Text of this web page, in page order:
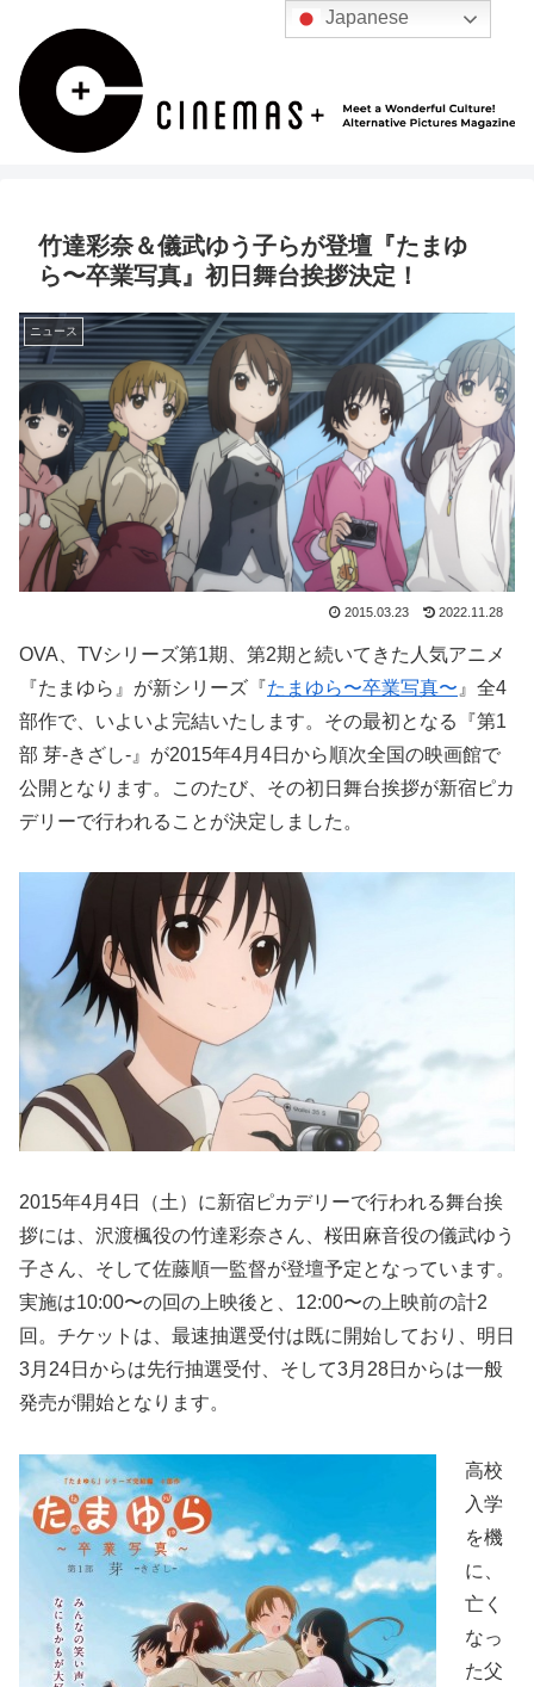
竹達彩奈＆儀武ゆう子らが登壇『たまゆ
ら〜卒業写真』初日舞台挨拶決定！
ニュース
2015.03.23 2022.11.28
OVA、TVシリーズ第1期、第2期と続いてきた人気アニメ
『たまゆら』が新シリーズ『たまゆら〜卒業写真〜 』全4
部作で、いよいよ完結いたします。その最初となる『第1
部 芽-きざし-』が2015年4月4日から順次全国の映画館で
公開となります。このたび、その初日舞台挨拶が新宿ピカ
デリーで行われることが決定しました。
2015年4月4日（土）に新宿ピカデリーで行われる舞台挨
拶には、沢渡楓役の竹達彩奈さん、桜田麻音役の儀武ゆう
子さん、そして佐藤順一監督が登壇予定となっています。
実施は10:00〜の回の上映後と、12:00〜の上映前の計2
回。チケットは、最速抽選受付は既に開始しており、明日
3月24日からは先行抽選受付、そして3月28日からは一般
発売が開始となります。
高校
入学
を機
に、
亡く
なっ
た父
Japanese